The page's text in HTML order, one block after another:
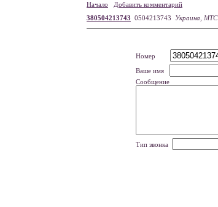
Начало
Добавить комментарий
380504213743 0504213743 Украина, МТС
Номер
Ваше имя
Сообщение
Тип звонка